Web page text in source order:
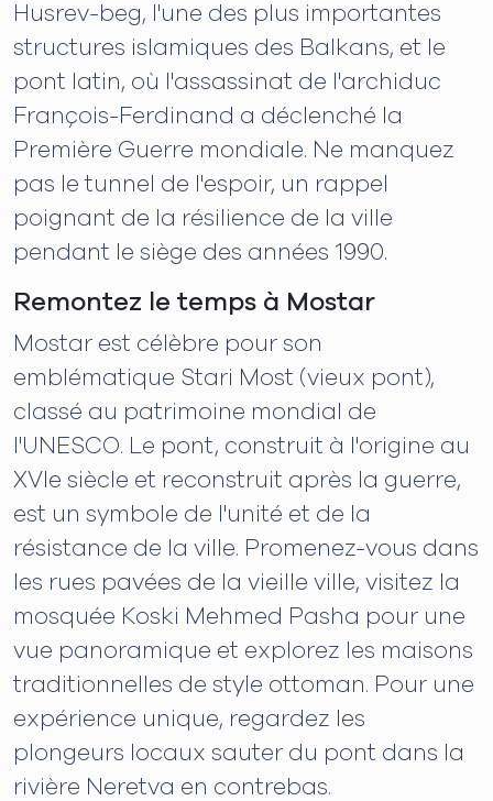
Husrev-beg, l'une des plus importantes
structures islamiques des Balkans, et le
pont latin, où l'assassinat de l'archiduc
François-Ferdinand a déclenché la
Première Guerre mondiale. Ne manquez
pas le tunnel de l'espoir, un rappel
poignant de la résilience de la ville
pendant le siège des années 1990.
Remontez le temps à Mostar
Mostar est célèbre pour son
emblématique Stari Most (vieux pont),
classé au patrimoine mondial de
l'UNESCO. Le pont, construit à l'origine au
XVIe siècle et reconstruit après la guerre,
est un symbole de l'unité et de la
résistance de la ville. Promenez-vous dans
les rues pavées de la vieille ville, visitez la
mosquée Koski Mehmed Pasha pour une
vue panoramique et explorez les maisons
traditionnelles de style ottoman. Pour une
expérience unique, regardez les
plongeurs locaux sauter du pont dans la
rivière Neretva en contrebas.